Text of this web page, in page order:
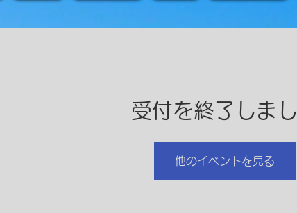
受付を終了しま
他のイベントを見る